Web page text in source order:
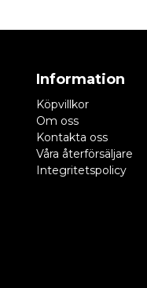
Information
Köpvillkor
Om oss
Kontakta oss
Våra återförsäljare
Integritetspolicy